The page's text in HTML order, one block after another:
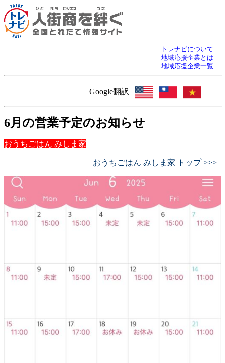
トレナビについて
地域応援企業とは
地域応援企業一覧
Google翻訳
6月の営業予定のお知らせ
おうちごはん みしま家
おうちごはん みしま家 トップ >>>